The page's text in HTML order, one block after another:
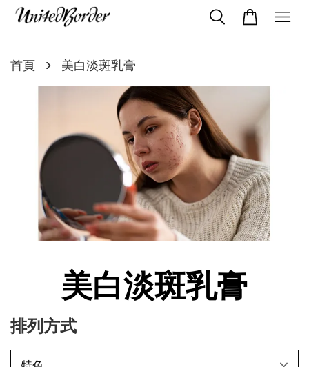
首頁 › 美白淡斑乳膏
美白淡斑乳膏
排列方式